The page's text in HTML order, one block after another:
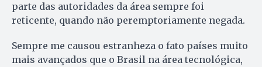
parte das autoridades da área sempre foi
reticente, quando não peremptoriamente negada.
Sempre me causou estranheza o fato países muito
mais avançados que o Brasil na área tecnológica,